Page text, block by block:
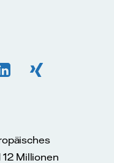
Millionen